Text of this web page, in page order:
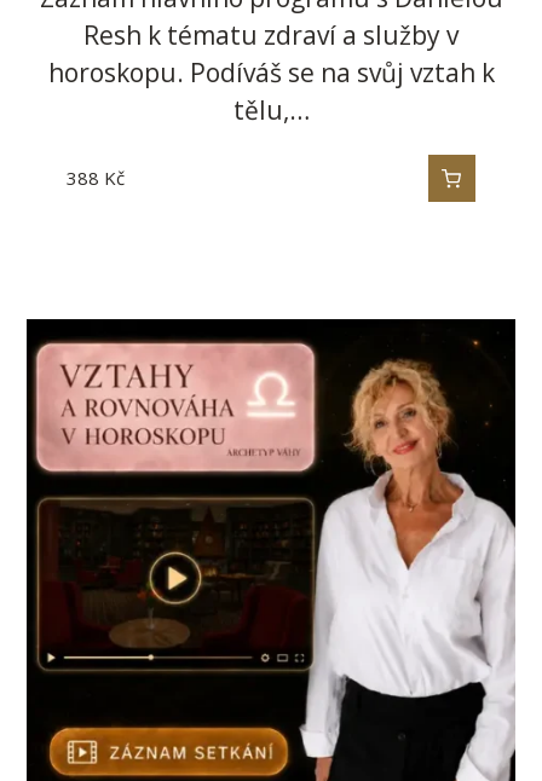
Resh k tématu zdraví a služby v
horoskopu. Podíváš se na svůj vztah k
tělu,…
388 Kč